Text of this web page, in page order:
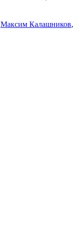
Максим Калашников,